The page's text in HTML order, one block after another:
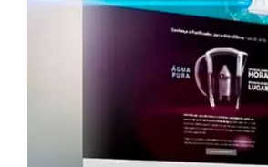
FALE COM UM CONSULTOR /